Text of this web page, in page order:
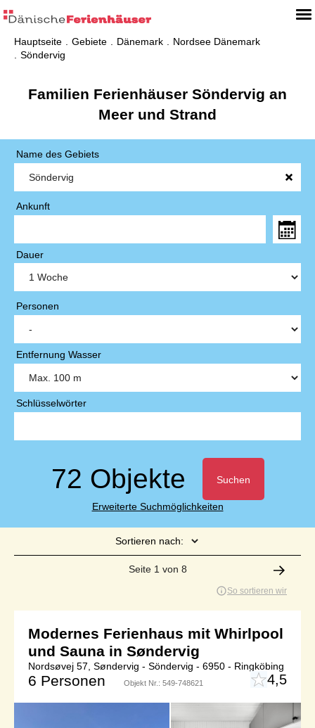
Hauptseite Gebiete Dänemark
Nordsee Dänemark
Söndervig
Familien Ferienhäuser Söndervig an
Meer und Strand
Name des Gebiets
Ankunft
Dauer
Personen
Entfernung Wasser
Schlüsselwörter
72 Objekte Suchen
Erweiterte Suchmöglichkeiten
Sortieren nach:
Seite 1 von 8
So sortieren wir
Modernes Ferienhaus mit Whirlpool
und Sauna in Søndervig
Nordsøvej 57, Søndervig - Söndervig - 6950 - Ringköbing
6 Personen Objekt Nr.: 549-748621 4,5